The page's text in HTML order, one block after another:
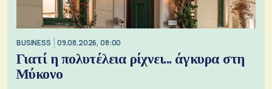
BUSINESS 09.08.2026, 08:00
Γιατί η πολυτέλεια ρίχνει... άγκυρα στη
Μύκονο